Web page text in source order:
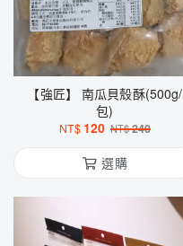
【強匠】 南瓜貝殼酥(500g/
包)
NT$ 120 NT$240
選購